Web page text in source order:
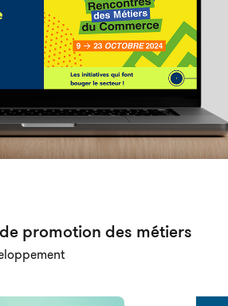
promotion des métiers